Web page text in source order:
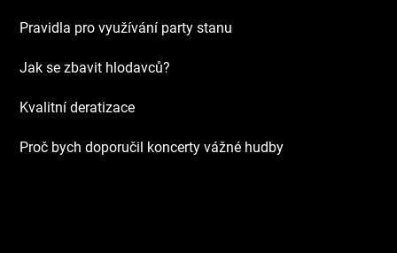
Pravidla pro využívání party stanu
Jak se zbavit hlodavců?
Kvalitní deratizace
Proč bych doporučil koncerty vážné hudby